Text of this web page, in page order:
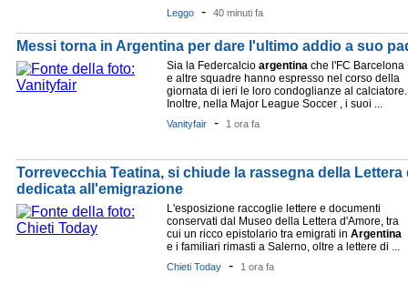
Leggo - 40 minuti fa
Messi torna in Argentina per dare l'ultimo addio a suo
Sia la Federcalcio argentina che l'FC Barcelona
e altre squadre hanno espresso nel corso della
giornata di ieri le loro condoglianze al calciatore.
Inoltre, nella Major League Soccer , i suoi ...
Vanityfair - 1 ora fa
Torrevecchia Teatina, si chiude la rassegna della
dedicata all'emigrazione
L'esposizione raccoglie lettere e documenti
conservati dal Museo della Lettera d'Amore, tra
cui un ricco epistolario tra emigrati in Argentina
e i familiari rimasti a Salerno, oltre a lettere di ...
Chieti Today - 1 ora fa